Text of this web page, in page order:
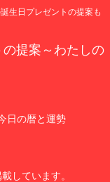
生日プレゼントの提案も
提案～わたしの
日の暦と運勢
しています。